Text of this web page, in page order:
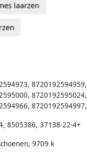
laarzen
, 8720192594959,
, 8720192595024,
, 8720192594997,
, 8505386, 37138-22-4+
9709 k